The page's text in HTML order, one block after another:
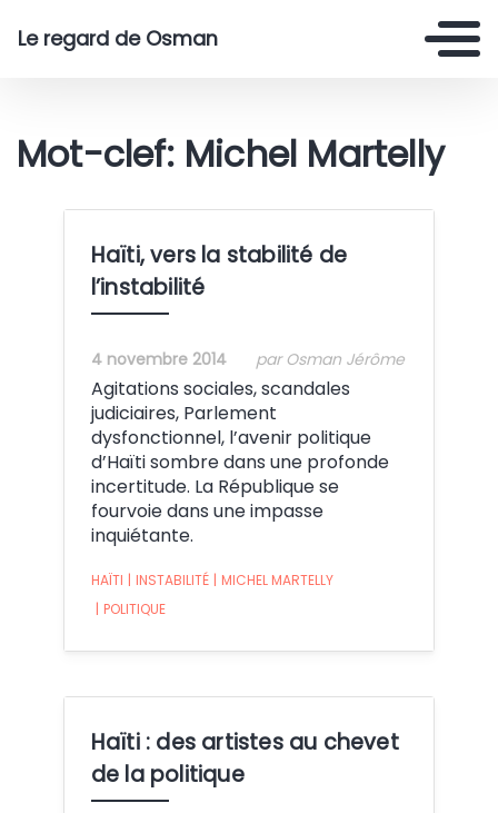
Le regard de Osman
Mot-clef: Michel Martelly
Haïti, vers la stabilité de
l’instabilité
4 novembre 2014 par Osman Jérôme
Agitations sociales, scandales
judiciaires, Parlement
dysfonctionnel, l’avenir politique
d’Haïti sombre dans une profonde
incertitude. La République se
fourvoie dans une impasse
inquiétante.
HAÏTI | INSTABILITÉ | MICHEL MARTELLY
| POLITIQUE
Haïti : des artistes au chevet
de la politique